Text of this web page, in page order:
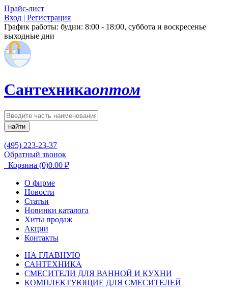
Прайс-лист
Вход | Регистрация
График работы: будни: 8:00 - 18:00, суббота и воскресенье
выходные дни
Сантехникаоптом
найти
(495) 223-23-37
Обратный звонок
Корзина (0)0.00 ₽
О фирме
Новости
Статьи
Новинки каталога
Хиты продаж
Акции
Контакты
НА ГЛАВНУЮ
САНТЕХНИКА
СМЕСИТЕЛИ ДЛЯ ВАННОЙ И КУХНИ
КОМПЛЕКТУЮЩИЕ ДЛЯ СМЕСИТЕЛЕЙ